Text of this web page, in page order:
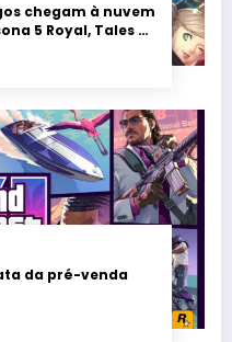
chegam à nuvem
5 Royal, Tales of
da pré-venda